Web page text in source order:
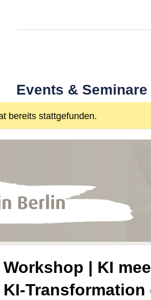
Events & Seminare
bereits stattgefunden.
Workshop | KI
KI-